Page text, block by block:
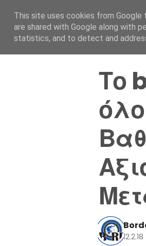
Το
12.2.18
This site uses cookies from Google
are shared with Google along with
statistics, and to detect and